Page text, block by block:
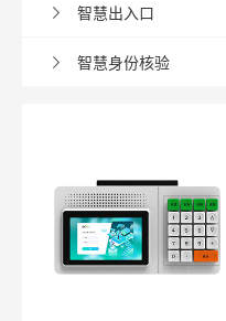
智慧出入口
智慧身份核验